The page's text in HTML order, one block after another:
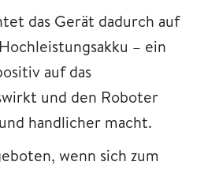
das Gerät dadurch auf
– ein
auf das
und den Roboter
handlicher macht.
wenn sich zum